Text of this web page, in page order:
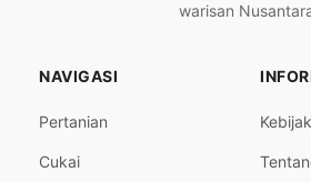
warisan
NAVIGASI
Pertanian
Cukai